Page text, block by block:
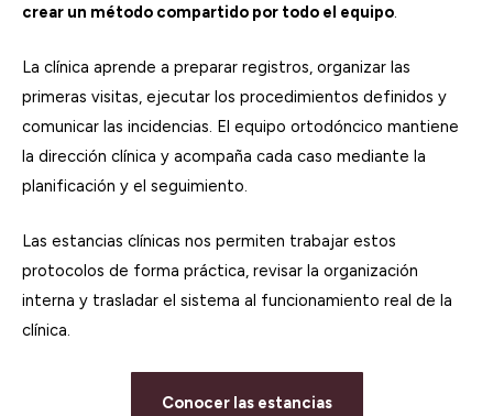
crear un método compartido por todo el equipo.
La clínica aprende a preparar registros, organizar las
primeras visitas, ejecutar los procedimientos definidos y
comunicar las incidencias. El equipo ortodóncico mantiene
la dirección clínica y acompaña cada caso mediante la
planificación y el seguimiento.
Las estancias clínicas nos permiten trabajar estos
protocolos de forma práctica, revisar la organización
interna y trasladar el sistema al funcionamiento real de la
clínica.
Conocer las estancias